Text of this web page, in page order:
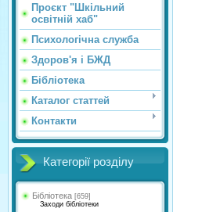
Проєкт "Шкільний
освітній хаб"
Психологічна служба
Здоров'я і БЖД
Бібліотека
Каталог статтей
Контакти
Категорії розділу
Бібліотека [659]
Заходи бібліотеки